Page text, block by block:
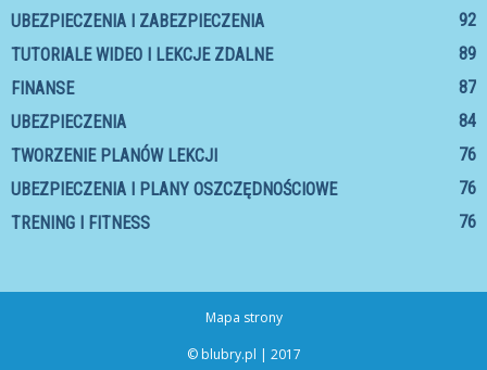
UBEZPIECZENIA I ZABEZPIECZENIA
92
TUTORIALE WIDEO I LEKCJE ZDALNE
89
FINANSE
87
UBEZPIECZENIA
84
TWORZENIE PLANÓW LEKCJI
76
UBEZPIECZENIA I PLANY OSZCZĘDNOŚCIOWE
76
TRENING I FITNESS
76
Mapa strony
© blubry.pl | 2017